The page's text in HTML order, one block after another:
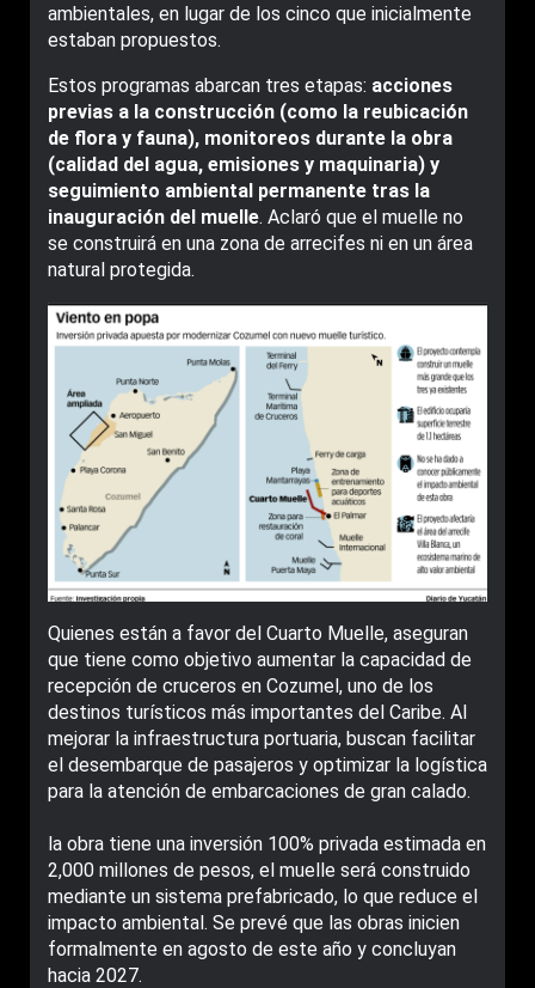
ambientales, en lugar de los cinco que inicialmente
estaban propuestos.
Estos programas abarcan tres etapas: acciones
previas a la construcción (como la reubicación
de flora y fauna), monitoreos durante la obra
(calidad del agua, emisiones y maquinaria) y
seguimiento ambiental permanente tras la
inauguración del muelle. Aclaró que el muelle no
se construirá en una zona de arrecifes ni en un área
natural protegida.
Quienes están a favor del Cuarto Muelle, aseguran
que tiene como objetivo aumentar la capacidad de
recepción de cruceros en Cozumel, uno de los
destinos turísticos más importantes del Caribe. Al
mejorar la infraestructura portuaria, buscan facilitar
el desembarque de pasajeros y optimizar la logística
para la atención de embarcaciones de gran calado.
la obra tiene una inversión 100% privada estimada en
2,000 millones de pesos, el muelle será construido
mediante un sistema prefabricado, lo que reduce el
impacto ambiental. Se prevé que las obras inicien
formalmente en agosto de este año y concluyan
hacia 2027.